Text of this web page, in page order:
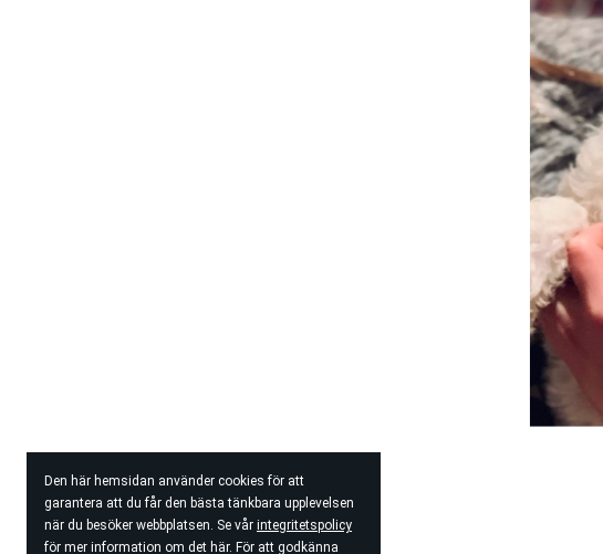
Den här hemsidan använder cookies för att
garantera att du får den bästa tänkbara upplevelsen
när du besöker webbplatsen. Se vår integritetspolicy
för mer information om det här. För att godkänna